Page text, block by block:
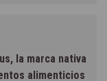
la marca nativa
alimenticios